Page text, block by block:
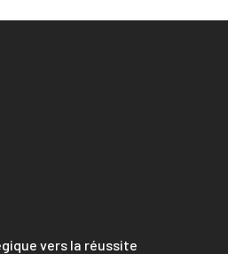
vers la réussite